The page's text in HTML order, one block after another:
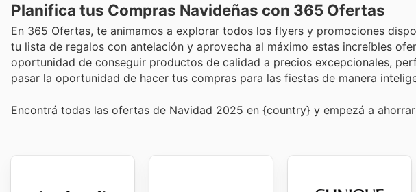
Planifica tus Compras Navideñas con 365 Ofertas
En 365 Ofertas, te animamos a explorar todos los flyers y promociones
tu lista de regalos con antelación y aprovecha al máximo estas increíbles
oportunidad de conseguir productos de calidad a precios excepcionales,
pasar la oportunidad de hacer tus compras para las fiestas de manera
Encontrá todas las ofertas de Navidad 2025 en {country} y empezá a